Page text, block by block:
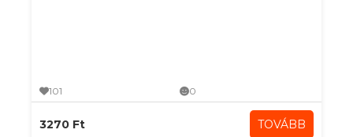
101 0
3270 Ft TOVÁBB